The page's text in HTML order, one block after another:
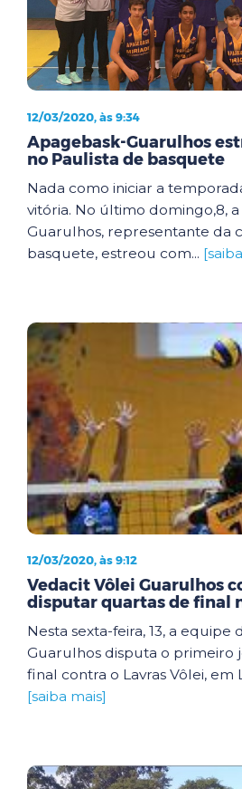
12/03/2020, às 9:34
Apagebask-Guarulhos
no Paulista de basquete
Nada como iniciar a
vitória. No último domingo,8,
Guarulhos, representante da
basquete, estreou com...
12/03/2020, às 9:12
Vedacit Vôlei Guarulhos
disputar quartas de final
Nesta sexta-feira, 13, a equipe
Guarulhos disputa o primeiro
final contra o Lavras Vôlei, em
[saiba mais]